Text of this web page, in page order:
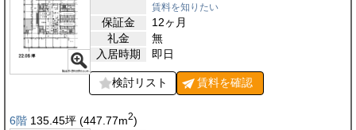
賃料を知りたい
保証金
12ヶ月
礼金
無
入居時期
即日
検討リスト 賃料を確認
6階 135.45坪 (447.77m2)